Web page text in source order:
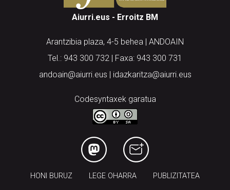
Aiurri.eus - Erroitz BM
Arantzibia plaza, 4-5 behea | ANDOAIN
Tel.: 943 300 732 | Faxa: 943 300 731
andoain@aiurri.eus | idazkaritza@aiurri.eus
Codesyntaxek garatua
HONI BURUZ LEGE OHARRA PUBLIZITATEA